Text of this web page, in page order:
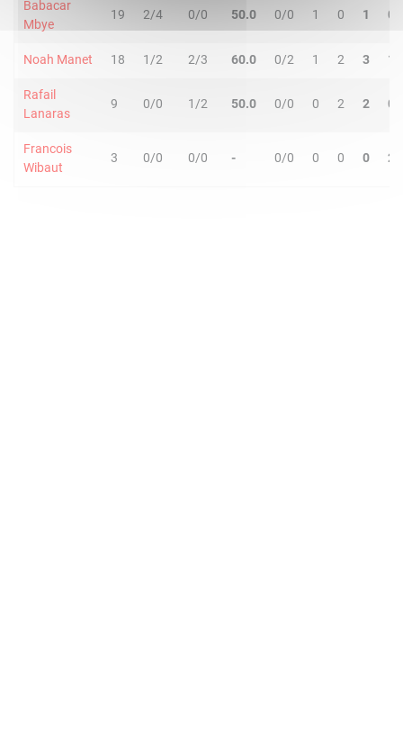
Babacar
Mbye
19 2/4 0/0 50.0 0/0 1 0 1 0
Noah Manet 18 1/2 2/3 60.0 0/2 1 2 3 1
Rafail
Lanaras
9 0/0 1/2 50.0 0/0 0 2 2 0
Francois
Wibaut
3 0/0 0/0 - 0/0 0 0 0 2